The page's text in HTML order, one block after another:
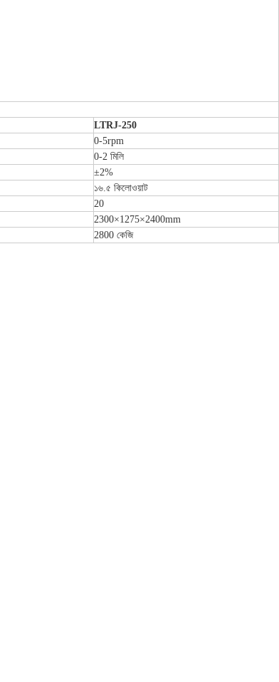
LTRJ-250
0-5rpm
0-2 মিলি
±2%
১৬.৫ কিলোওয়াট
20
2300×1275×2400mm
2800 কেজি